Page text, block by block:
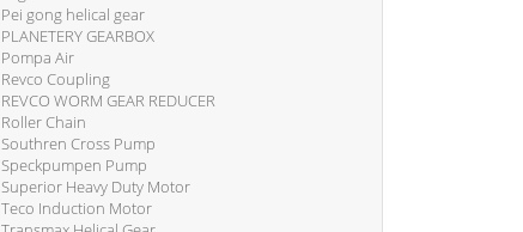
Pei gong helical gear
PLANETERY GEARBOX
Pompa Air
Revco Coupling
REVCO WORM GEAR REDUCER
Roller Chain
Southren Cross Pump
Speckpumpen Pump
Superior Heavy Duty Motor
Teco Induction Motor